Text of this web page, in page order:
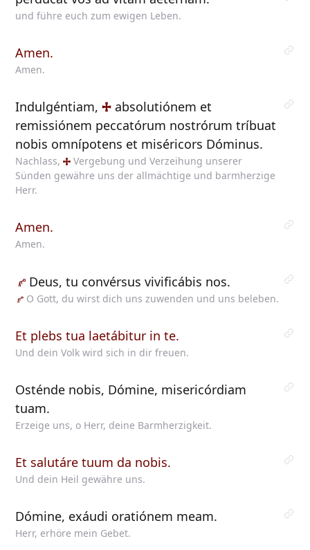
und führe euch zum ewigen Leben.
Amen.
Amen.
Indulgéntiam, absolutiónem et
remissiónem peccatórum nostrórum tríbuat
nobis omnípotens et miséricors Dóminus.
Nachlass, Vergebung und Verzeihung unserer
Sünden gewähre uns der allmächtige und barmherzige
Herr.
Amen.
Amen.
Deus, tu convérsus vivificábis nos.
O Gott, du wirst dich uns zuwenden und uns beleben.
Et plebs tua laetábitur in te.
Und dein Volk wird sich in dir freuen.
Osténde nobis, Dómine, misericórdiam
tuam.
Erzeige uns, o Herr, deine Barmherzigkeit.
Et salutáre tuum da nobis.
Und dein Heil gewähre uns.
Dómine, exáudi oratiónem meam.
Herr, erhöre mein Gebet.